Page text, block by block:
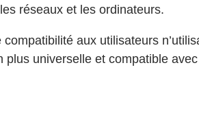
réseaux et les ordinateurs.
aux utilisateurs
universelle et compatible